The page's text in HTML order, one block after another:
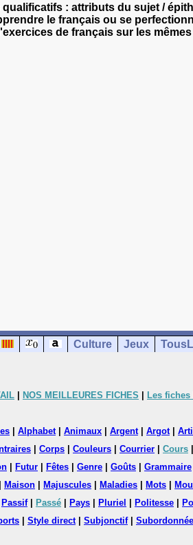
: attributs du sujet /
le français ou se
de français sur les mêmes
Culture Jeux
NOS MEILLEURES FICHES Les
Alphabet| Animaux Argent| Argot|
Corps Couleurs Courrier Cours
Futur Fêtes Genre Goûts Grammaire
Maison Majuscules Maladies Mots
Passif| Passé Pays Pluriel Politesse
Style direct| Subjonctif|